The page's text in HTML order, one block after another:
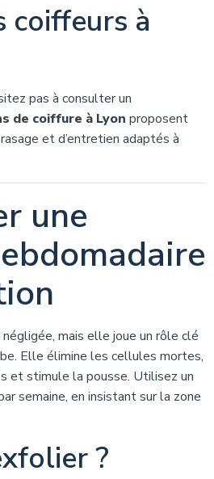
coiffeurs à
pas à consulter un
de coiffure à Lyon proposent
et d’entretien adaptés à
une
mais elle joue un rôle clé
Elle élimine les cellules mortes,
et stimule la pousse. Utilisez un
semaine, en insistant sur la zone
?